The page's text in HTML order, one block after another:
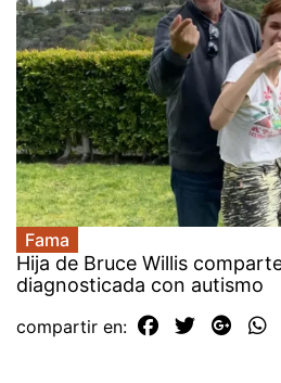
Fama
Hija de Bruce Willis
diagnosticada con autismo
compartir en: